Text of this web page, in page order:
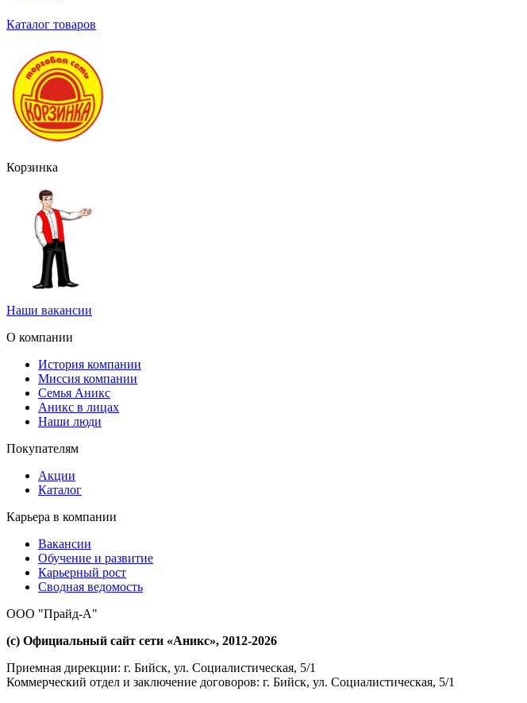
Каталог товаров
Корзинка
Наши вакансии
О компании
История компании
Миссия компании
Семья Аникс
Аникс в лицах
Наши люди
Покупателям
Акции
Каталог
Карьера в компании
Вакансии
Обучение и развитие
Карьерный рост
Сводная ведомость
ООО "Прайд-А"
(с) Официальный сайт сети «Аникс», 2012-2026
Приемная дирекции: г. Бийск, ул. Социалистическая, 5/1
Коммерческий отдел и заключение договоров: г. Бийск, ул. Социалистическая, 5/1